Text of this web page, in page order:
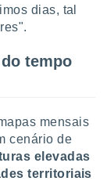
dias, tal
tempo
mensais
cenário de
elevadas
territoriais